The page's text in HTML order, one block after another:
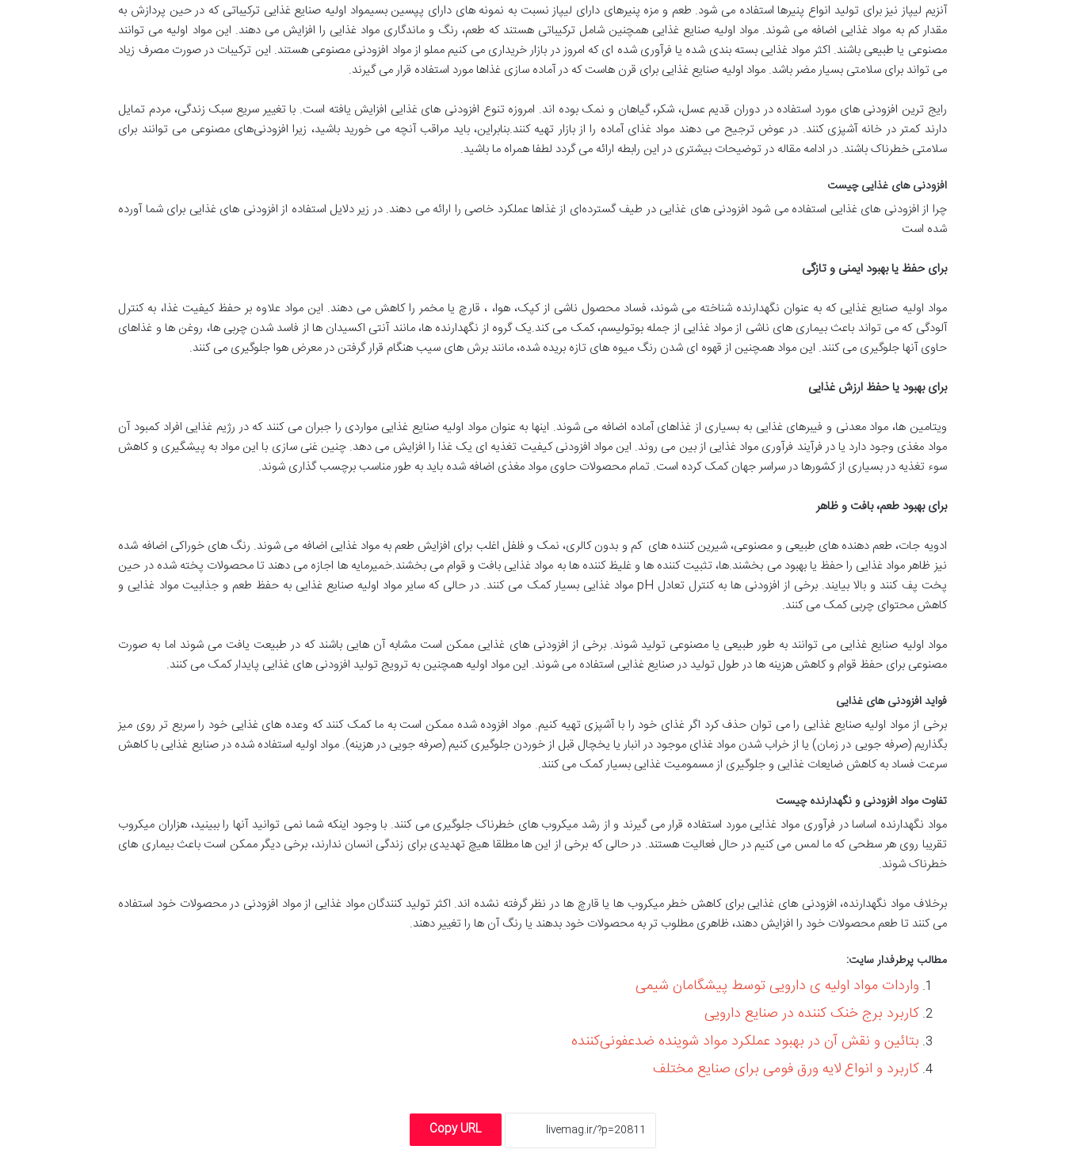
آنزیم لیپاز نیز برای تولید انواع پنیرها استفاده می شود. طعم و مزه پنیرهای دارای لیپاز نسبت به نمونه های دارای پپسین بسیمواد اولیه صنایع غذایی ترکیباتی که در حین پردازش به
مقدار کم به مواد غذایی اضافه می شوند. مواد اولیه صنایع غذایی همچنین شامل ترکیباتی هستند که طعم، رنگ و ماندگاری مواد غذایی را افزایش می دهند. این مواد اولیه می توانند
مصنوعی یا طبیعی باشند. اکثر مواد غذایی بسته بندی شده یا فرآوری شده ای که امروز در بازار خریداری می کنیم مملو از مواد افزودنی مصنوعی هستند. این ترکیبات در صورت مصرف زیاد
می تواند برای سلامتی بسیار مضر باشد. مواد اولیه صنایع غذایی برای قرن هاست که در آماده سازی غذاها مورد استفاده قرار می گیرند.
رایج ترین افزودنی های مورد استفاده در دوران قدیم عسل، شکر، گیاهان و نمک بوده اند. امروزه تنوع افزودنی های غذایی افزایش یافته است. با تغییر سریع سبک زندگی، مردم تمایل
دارند کمتر در خانه آشپزی کنند. در عوض ترجیح می دهند مواد غذای آماده را از بازار تهیه کنند.بنابراین، باید مراقب آنچه می ‌خورید باشید، زیرا افزودنی‌های مصنوعی می ‌توانند برای
سلامتی خطرناک باشند. در ادامه مقاله در توضیحات بیشتری در این رابطه ارائه می گردد لطفا همراه ما باشید.
افزودنی های غذایی چیست
چرا از افزودنی های غذایی استفاده می شود افزودنی ‌های غذایی در طیف گسترده‌ای از غذاها عملکرد خاصی را ارائه می‌ دهند. در زیر دلایل استفاده از افزودنی های غذایی برای شما آورده
شده است
برای حفظ یا بهبود ایمنی و تازگی
مواد اولیه صنایع غذایی که به عنوان نگهدارنده شناخته می شوند، فساد محصول ناشی از کپک، هوا، ، قارچ یا مخمر را کاهش می دهند. این مواد علاوه بر حفظ کیفیت غذا، به کنترل
آلودگی که می تواند باعث بیماری های ناشی از مواد غذایی از جمله بوتولیسم، کمک می کند.یک گروه از نگهدارنده ها، مانند آنتی اکسیدان ها از فاسد شدن چربی ها، روغن ها و غذاهای
حاوی آنها جلوگیری می کنند. این مواد همچنین از قهوه ای شدن رنگ میوه های تازه بریده شده، مانند برش های سیب هنگام قرار گرفتن در معرض هوا جلوگیری می کنند.
برای بهبود یا حفظ ارزش غذایی
ویتامین ‌ها، مواد معدنی و فیبرهای غذایی به بسیاری از غذاهای آماده اضافه می ‌شوند. اینها به عنوان مواد اولیه صنایع غذایی مواردی را جبران می کنند که در رژیم غذایی افراد کمبود آن
مواد مغذی وجود دارد یا در فرآیند فرآوری مواد غذایی از بین می ‌روند. این مواد افزودنی کیفیت تغذیه ‌ای یک غذا را افزایش می‌ دهد. چنین غنی سازی با این مواد به پیشگیری و کاهش
سوء تغذیه در بسیاری از کشورها در سراسر جهان کمک کرده است. تمام محصولات حاوی مواد مغذی اضافه شده باید به طور مناسب برچسب گذاری شوند.
برای بهبود طعم، بافت و ظاهر
ادویه جات، طعم دهنده های طبیعی و مصنوعی، شیرین کننده های کم و بدون کالری، نمک و فلفل اغلب برای افزایش طعم به مواد غذایی اضافه می شوند. رنگ های خوراکی اضافه شده
نیز ظاهر مواد غذایی را حفظ یا بهبود می بخشند.ها، تثبیت کننده ها و غلیظ کننده ها به مواد غذایی بافت و قوام می بخشند.خمیرمایه ها اجازه می دهند تا محصولات پخته شده در حین
پخت پف کنند و بالا بیایند. برخی از افزودنی ها به کنترل تعادل pH مواد غذایی بسیار کمک می کنند. در حالی که سایر مواد اولیه صنایع غذایی به حفظ طعم و جذابیت مواد غذایی و
کاهش محتوای چربی کمک می کنند.
مواد اولیه صنایع غذایی می توانند به طور طبیعی یا مصنوعی تولید شوند. برخی از افزودنی ‌های غذایی ممکن است مشابه آن ‌هایی باشند که در طبیعت یافت می ‌شوند اما به صورت
مصنوعی برای حفظ قوام و کاهش هزینه ‌ها در طول تولید در صنایع غذایی استفاده می‌ شوند. این مواد اولیه همچنین به ترویج تولید افزودنی های غذایی پایدار کمک می کنند.
فواید افزودنی های غذایی
برخی از مواد اولیه صنایع غذایی را می توان حذف کرد اگر غذای خود را با آشپزی تهیه کنیم. مواد افزوده شده ممکن است به ما کمک کنند که وعده های غذایی خود ​را سریع تر روی میز
بگذاریم (صرفه جویی در زمان) یا از خراب شدن مواد غذای موجود در انبار یا یخچال قبل از خوردن جلوگیری کنیم (صرفه جویی در هزینه). مواد اولیه استفاده شده در صنایع غذایی با کاهش
سرعت فساد به کاهش ضایعات غذایی و جلوگیری از مسمومیت غذایی بسیار کمک می کنند.
تفاوت مواد افزودنی و نگهدارنده چیست
مواد نگهدارنده اساسا در فرآوری مواد غذایی مورد استفاده قرار می گیرند و از رشد میکروب های خطرناک جلوگیری می کنند. با وجود اینکه شما نمی توانید آنها را ببینید، هزاران میکروب
تقریبا روی هر سطحی که ما لمس می کنیم در حال فعالیت هستند. در حالی که برخی از این ها مطلقا هیچ تهدیدی برای زندگی انسان ندارند، برخی دیگر ممکن است باعث بیماری های
خطرناک شوند.
برخلاف مواد نگهدارنده، افزودنی های غذایی برای کاهش خطر میکروب ها یا قارچ ها در نظر گرفته نشده اند. اکثر تولید کنندگان مواد غذایی از مواد افزودنی در محصولات خود استفاده
می ‌کنند تا طعم محصولات خود را افزایش دهند، ظاهری مطلوب‌ تر به محصولات خود بدهند یا رنگ آن ها را تغییر دهند.
مطالب پرطرفدار سایت:
واردات مواد اولیه ی دارویی توسط پیشگامان شیمی
کاربرد برج خنک کننده در صنایع دارویی
بتائین و نقش آن در بهبود عملکرد مواد شوینده ضدعفونی‌کننده
کاربرد و انواع لایه ورق فومی برای صنایع مختلف
Copy URL